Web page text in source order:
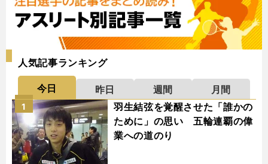
人気記事ランキング
今日 昨日 週間
月間
羽生結弦を覚醒させた「誰かの
ために」の思い 五輪連覇の偉
業への道のり
1